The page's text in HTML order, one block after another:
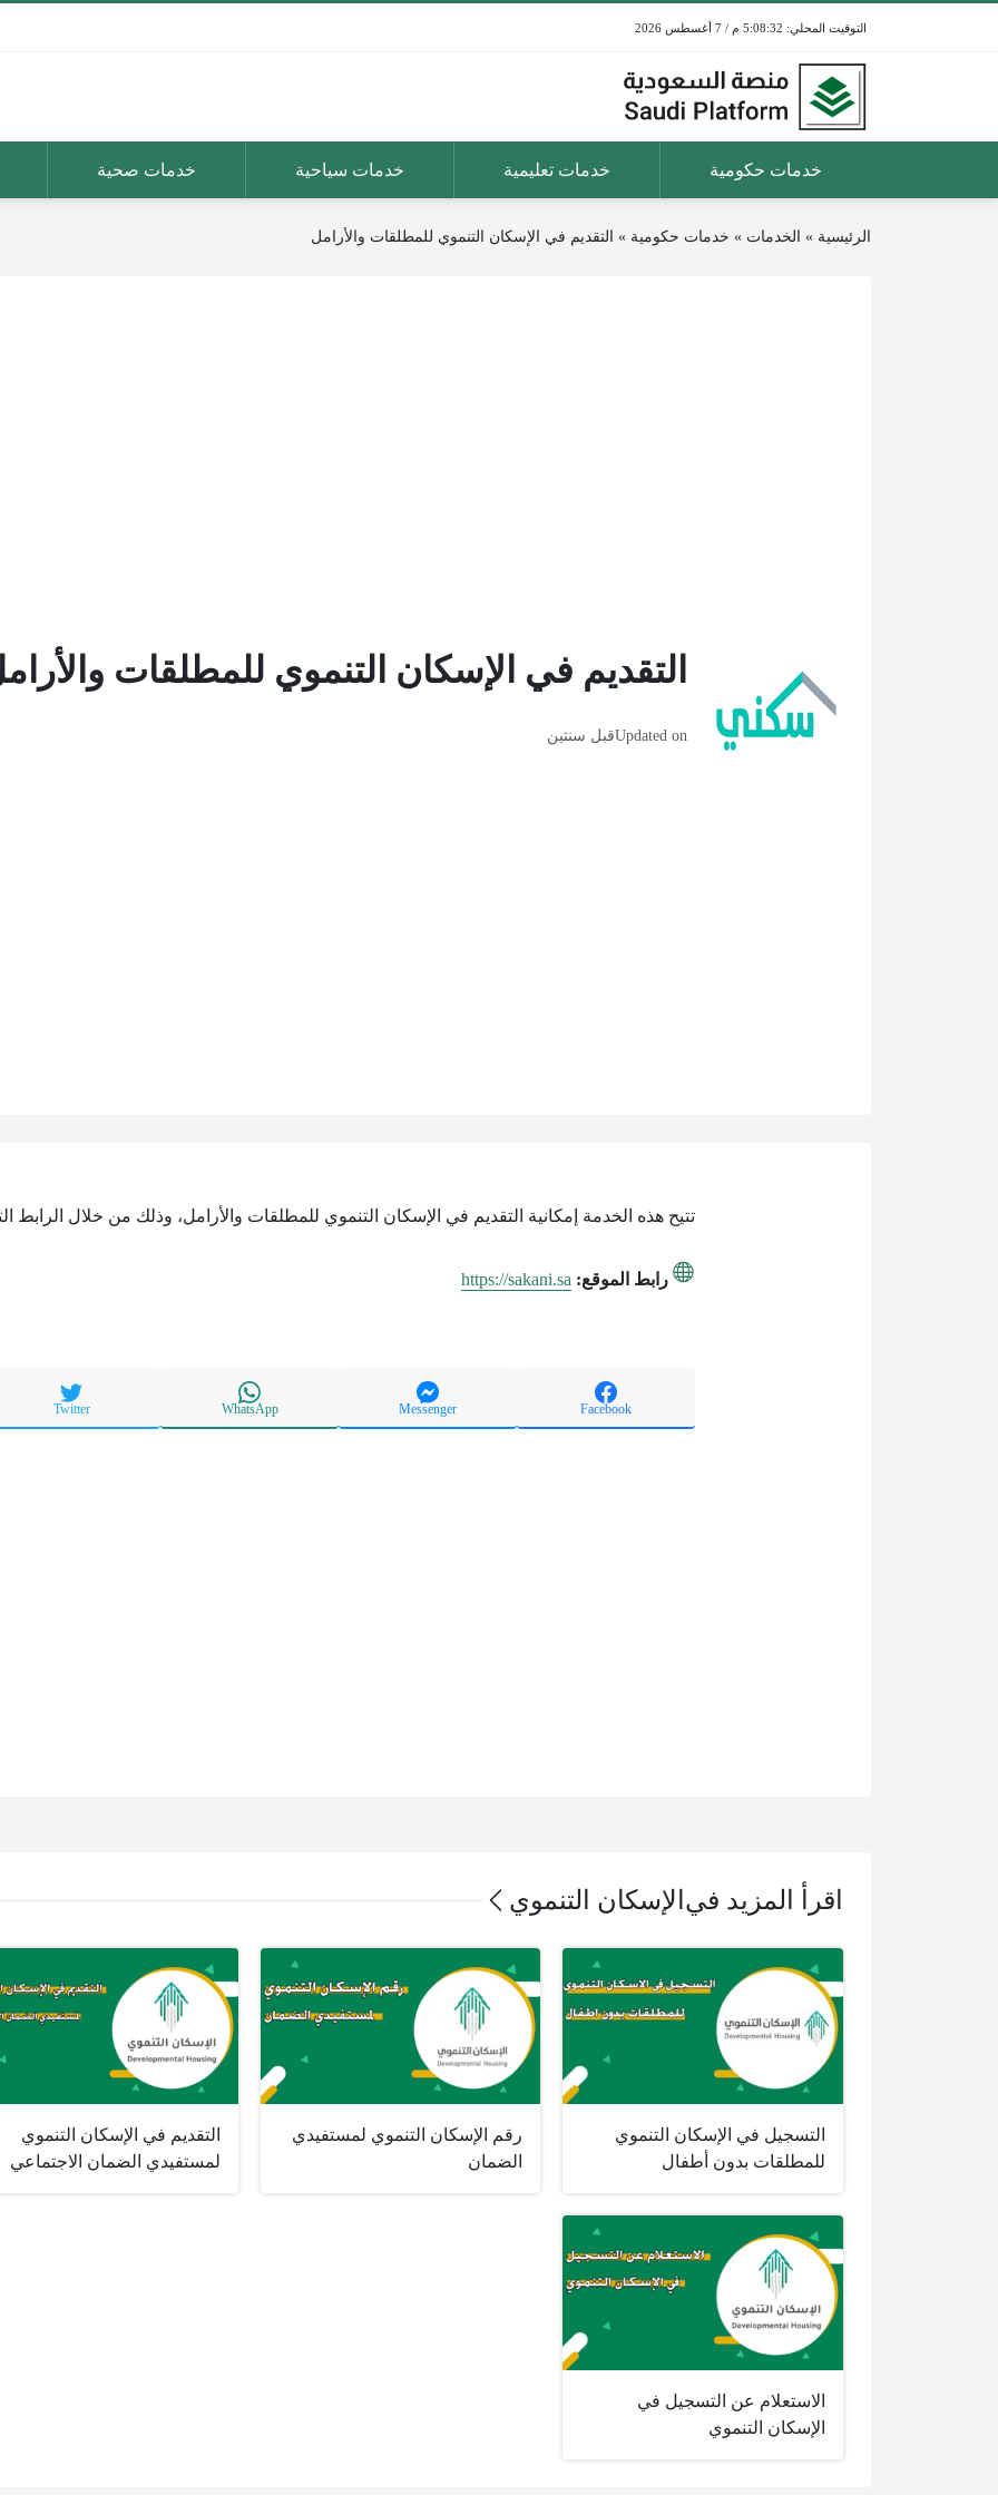
5:08:32 م / 7 أغسطس 2026
خدمات حكومية خدمات تعليمية خدمات سياحية خدمات صحية
الرئيسية » الخدمات » خدمات حكومية » التقديم في الإسكان التنموي للمطلقات والأرامل
التقديم في الإسكان التنموي للمطلقات
Updated onقبل سنتين
تتيح هذه الخدمة إمكانية التقديم في الإسكان التنموي للمطلقات والأرامل، وذلك من خلال الرابط
رابط الموقع: https://sakani.sa
Facebook
Messenger
WhatsApp
Twitter
اقرأ المزيد في الإسكان التنموي
التسجيل في الإسكان التنموي
للمطلقات بدون أطفال
رقم الإسكان التنموي لمستفيدي
الضمان
التقديم في الإسكان التنموي
لمستفيدي الضمان الاجتماعي
الاستعلام عن التسجيل في
الإسكان التنموي